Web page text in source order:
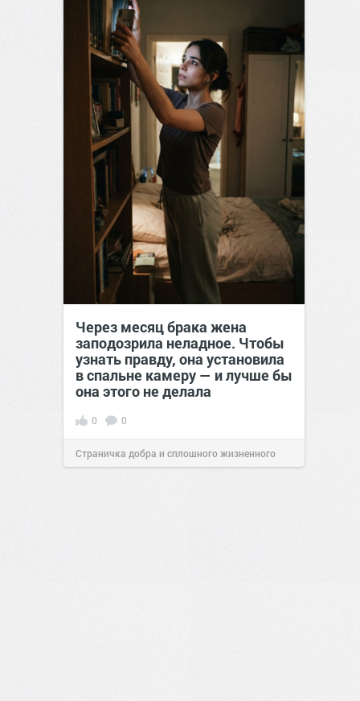
Через месяц брака жена
заподозрила неладное. Чтобы
узнать правду, она установила
в спальне камеру — и лучше бы
она этого не делала
0 0
Страничка добра и сплошного жизненного